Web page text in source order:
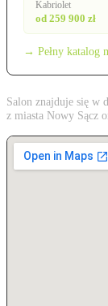
Kabriolet
od 259 900 zł
→ Pełny katalog
Salon znajduje się w
z miasta Nowy Sącz